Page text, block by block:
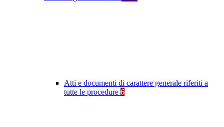
Atti e documenti di carattere generale riferiti a
tutte le procedure 6